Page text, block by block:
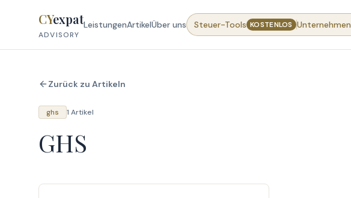
CYexpat
ADVISORY
LeistungenArtikelÜber uns Steuer-Tools KOSTENLOS Unternehmen
Zurück zu Artikeln
ghs 1 Artikel
GHS